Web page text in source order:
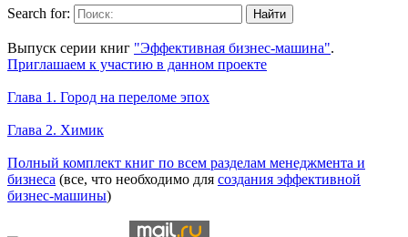
Search for:
Выпуск серии книг "Эффективная бизнес-машина".
Приглашаем к участию в данном проекте
Глава 1. Город на переломе эпох
Глава 2. Химик
Полный комплект книг по всем разделам менеджмента и
бизнеса (все, что необходимо для создания эффективной
бизнес-машины)